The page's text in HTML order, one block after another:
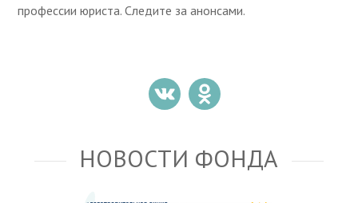
профессии юриста. Следите за анонсами.
НОВОСТИ ФОНДА